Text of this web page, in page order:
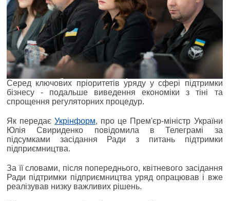
Серед ключових пріоритетів уряду у сфері підтримки
бізнесу - подальше виведення економіки з тіні та
спрощення регуляторних процедур.
Як передаєУкрінформ, про це Прем'єр-міністр України
Юлія Свириденко повідомила в Телеграмі за
підсумками засідання Ради з питань підтримки
підприємництва.
За її словами, після попереднього, квітневого засідання
Ради підтримки підприємництва уряд опрацював і вже
реалізував низку важливих рішень.